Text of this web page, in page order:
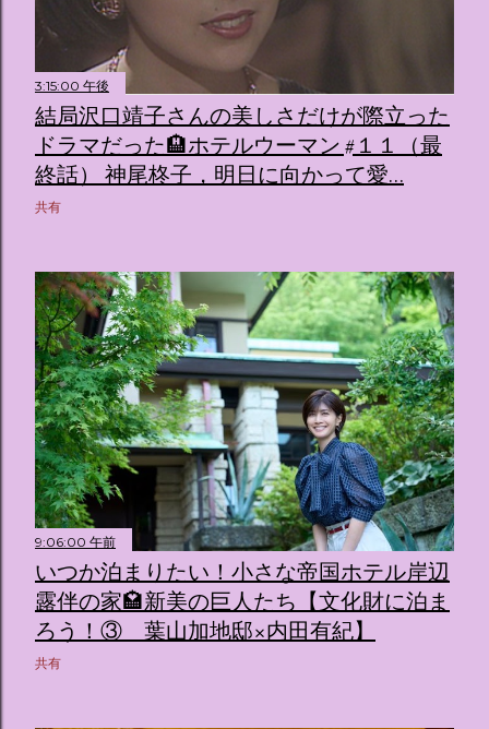
3:15:00 午後
結局沢口靖子さんの美しさだけが際立った
ドラマだった🏨ホテルウーマン #１１（最
終話） 神尾柊子，明日に向かって愛…
共有
9:06:00 午前
いつか泊まりたい！小さな帝国ホテル岸辺
露伴の家🏩新美の巨人たち【文化財に泊ま
ろう！③ 葉山加地邸×内田有紀】
共有